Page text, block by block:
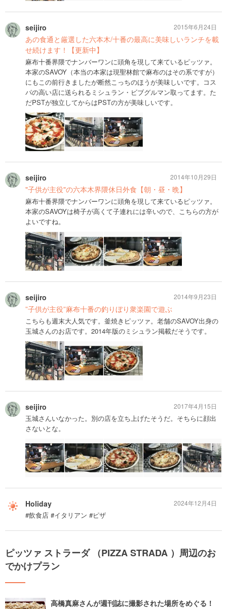
seijiro
あの食通と厳選した六本木/十番の最高に美味しいランチを載
せ続けます！【更新中】
麻布十番界隈でナンバーワンに頭角を現して来ているピッツァ。
本家のSAVOY（本当の本家は現聖林館で麻布のはその系ですが）
にもこの前行きましたが断然こっちのほうが美味しいです。コス
パの高い店に送られるミシュラン・ビブグルマン取ってます。た
だPSTが独立してからはPSTの方が美味しいです。
2015年6月24日
seijiro
"子供が主役"の六本木界隈休日外食【朝・昼・晩】
麻布十番界隈でナンバーワンに頭角を現して来ているピッツァ。
本家のSAVOYは椅子が高くて子連れには辛いので、こちらの方が
よいですね。
2014年10月29日
seijiro
”子供が主役”麻布十番の釣りぼり衆楽園で遊ぶ
こちらも週末大人気です。釜焼きピッツァ。老舗のSAVOY出身の
玉城さんのお店です。2014年版のミシュラン掲載だそうです。
2014年9月23日
seijiro
玉城さんいなかった。別の店を立ち上げたそうだ。そちらに顔出
さないとな。
2017年4月15日
Holiday
#飲食店 #イタリアン #ピザ
2024年12月4日
ピッツァ ストラーダ （PIZZA STRADA ）周辺のお
でかけプラン
高橋真麻さんが週刊誌に撮影された場所をめぐる！